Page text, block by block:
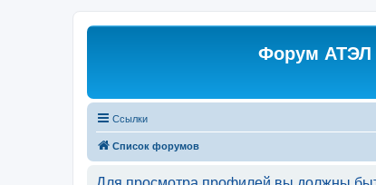
Форум АТЭЛ
Ссылки
Список форумов